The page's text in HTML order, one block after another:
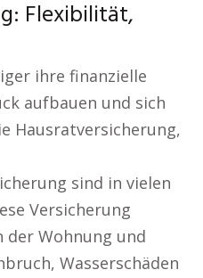
Flexibilität,
ihre finanzielle
aufbauen und sich
Hausratversicherung,
sind in vielen
Versicherung
der Wohnung und
Wasserschäden